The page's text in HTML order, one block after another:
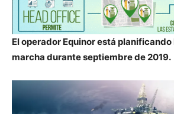
El operador Equinor está planificando
marcha durante septiembre de 2019.